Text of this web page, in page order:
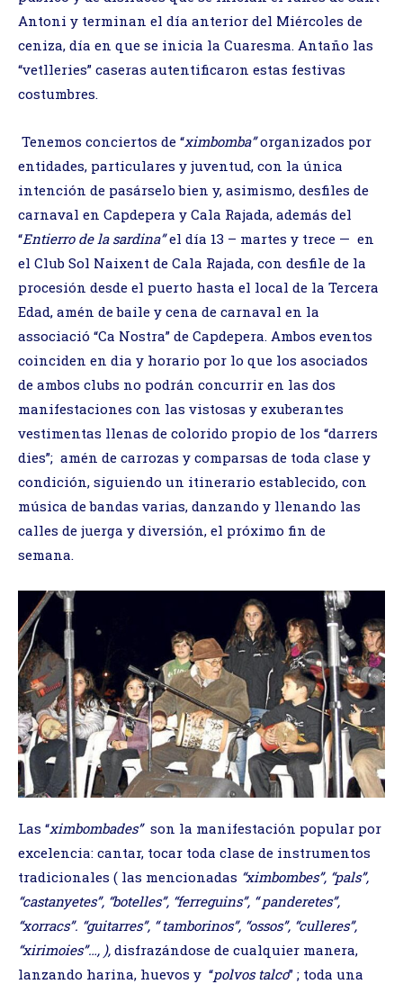
Antoni y terminan el día anterior del Miércoles de
ceniza, día en que se inicia la Cuaresma. Antaño las
“vetlleries” caseras autentificaron estas festivas
costumbres.
Tenemos conciertos de “ximbomba”organizados por
entidades, particulares y juventud, con la única
intención de pasárselo bien y, asimismo, desfiles de
carnaval en Capdepera y Cala Rajada, además del
“Entierro de la sardina”el día 13 – martes y trece — en
el Club Sol Naixent de Cala Rajada, con desfile de la
procesión desde el puerto hasta el local de la Tercera
Edad, amén de baile y cena de carnaval en la
associació “Ca Nostra” de Capdepera. Ambos eventos
coinciden en dia y horario por lo que los asociados
de ambos clubs no podrán concurrir en las dos
manifestaciones con las vistosas y exuberantes
vestimentas llenas de colorido propio de los “darrers
dies”; amén de carrozas y comparsas de toda clase y
condición, siguiendo un itinerario establecido, con
música de bandas varias, danzando y llenando las
calles de juerga y diversión, el próximo fin de
semana.
Las “ximbombades” son la manifestación popular por
excelencia: cantar, tocar toda clase de instrumentos
tradicionales ( las mencionadas “ximbombes”, “pals”,
“castanyetes”, “botelles”, “ferreguins”, “ panderetes”,
“xorracs”. “guitarres”, “ tamborinos”, “ossos”, “culleres”,
“xirimoies”…, ), disfrazándose de cualquier manera,
lanzando harina, huevos y “polvos talco” ; toda una